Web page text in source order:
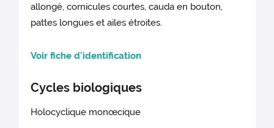
allongé, cornicules courtes, cauda en bouton,
pattes longues et ailes étroites.
Voir fiche d'identification
Cycles biologiques
Holocyclique monœcique